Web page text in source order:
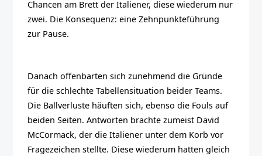
Chancen am Brett der Italiener, diese wiederum nur
zwei. Die Konsequenz: eine Zehnpunkteführung
zur Pause.
Danach offenbarten sich zunehmend die Gründe
für die schlechte Tabellensituation beider Teams.
Die Ballverluste häuften sich, ebenso die Fouls auf
beiden Seiten. Antworten brachte zumeist David
McCormack, der die Italiener unter dem Korb vor
Fragezeichen stellte. Diese wiederum hatten gleich